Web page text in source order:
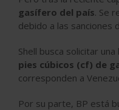
gasífero del país. Se
debido a las sanciones
Shell busca solicitar
pies cúbicos (cf) de
corresponden a
Por su parte, BP está